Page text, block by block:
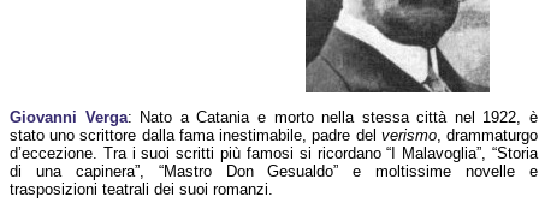
Giovanni Verga: Nato a Catania e morto nella stessa città nel 1922, è
stato uno scrittore dalla fama inestimabile, padre del verismo, drammaturgo
d’eccezione. Tra i suoi scritti più famosi si ricordano “I Malavoglia”, “Storia
di una capinera”, “Mastro Don Gesualdo” e moltissime novelle e
trasposizioni teatrali dei suoi romanzi.